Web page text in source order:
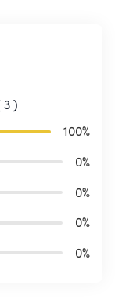
)
100%
0%
0%
0%
0%